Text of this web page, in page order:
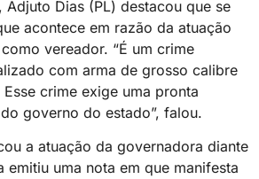
Adjuto Dias (PL) destacou que se
acontece em razão da atuação
vereador. “É um crime
com arma de grosso calibre
crime exige uma pronta
governo do estado”, falou.
a atuação da governadora diante
emitiu uma nota em que manifesta